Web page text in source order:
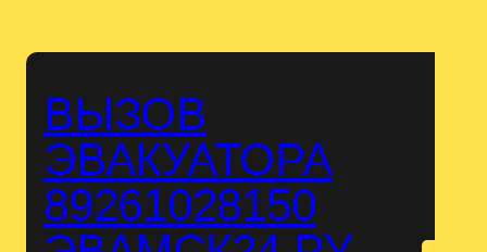
ВЫЗОВ
ЭВАКУАТОРА
89261028150